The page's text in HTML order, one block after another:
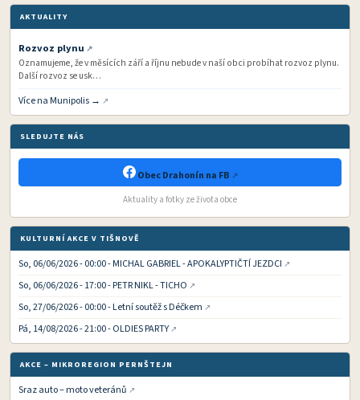
AKTUALITY
Rozvoz plynu
Oznamujeme, že v měsících září a říjnu nebude v naší obci probíhat rozvoz plynu.
Další rozvoz se usk…
Více na Munipolis →
SLEDUJTE NÁS
Obec Drahonín na FB
Aktuality a fotky ze života obce
KULTURNÍ AKCE V TIŠNOVĚ
So, 06/06/2026 - 00:00 - MICHAL GABRIEL - APOKALYPTIČTÍ JEZDCI
So, 06/06/2026 - 17:00 - PETR NIKL - TICHO
So, 27/06/2026 - 00:00 - Letní soutěž s Déčkem
Pá, 14/08/2026 - 21:00 - OLDIES PARTY
AKCE – MIKROREGION PERNŠTEJN
Sraz auto – moto veteránů